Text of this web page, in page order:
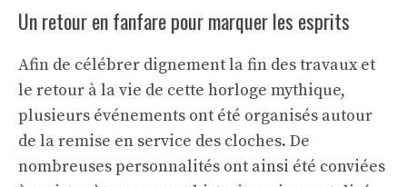
Un retour en fanfare pour marquer les esprits
Afin de célébrer dignement la fin des travaux et
le retour à la vie de cette horloge mythique,
plusieurs événements ont été organisés autour
de la remise en service des cloches. De
nombreuses personnalités ont ainsi été conviées